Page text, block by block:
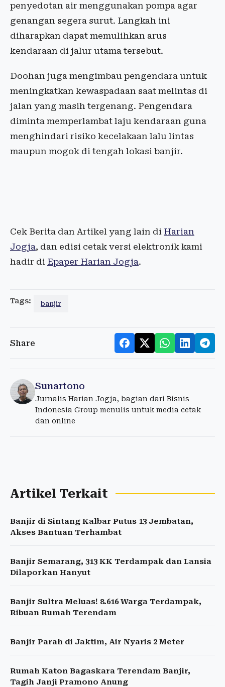
penyedotan air menggunakan pompa agar
genangan segera surut. Langkah ini
diharapkan dapat memulihkan arus
kendaraan di jalur utama tersebut.
Doohan juga mengimbau pengendara untuk
meningkatkan kewaspadaan saat melintas di
jalan yang masih tergenang. Pengendara
diminta memperlambat laju kendaraan guna
menghindari risiko kecelakaan lalu lintas
maupun mogok di tengah lokasi banjir.
Cek Berita dan Artikel yang lain di Harian
Jogja, dan edisi cetak versi elektronik kami
hadir di Epaper Harian Jogja.
Tags: banjir
Share
Sunartono
Jurnalis Harian Jogja, bagian dari Bisnis
Indonesia Group menulis untuk media cetak
dan online
Artikel Terkait
Banjir di Sintang Kalbar Putus 13 Jembatan,
Akses Bantuan Terhambat
Banjir Semarang, 313 KK Terdampak dan Lansia
Dilaporkan Hanyut
Banjir Sultra Meluas! 8.616 Warga Terdampak,
Ribuan Rumah Terendam
Banjir Parah di Jaktim, Air Nyaris 2 Meter
Rumah Katon Bagaskara Terendam Banjir,
Tagih Janji Pramono Anung